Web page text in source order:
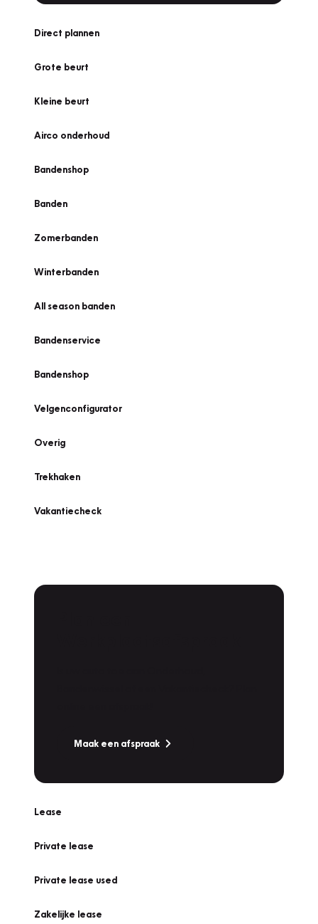
Direct plannen
Grote beurt
Kleine beurt
Airco onderhoud
Bandenshop
Banden
Zomerbanden
Winterbanden
All season banden
Bandenservice
Bandenshop
Velgenconfigurator
Overig
Trekhaken
Vakantiecheck
Maak een afspraak
Lease
Private lease
Private lease used
Zakelijke lease